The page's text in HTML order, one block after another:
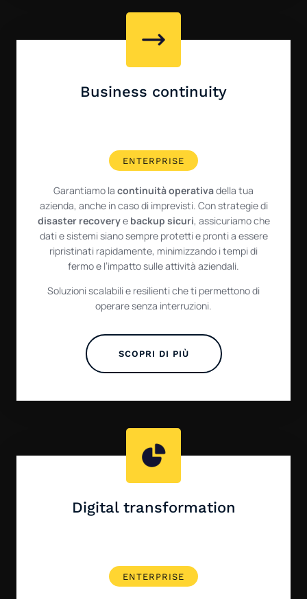
Business continuity
ENTERPRISE
Garantiamo la continuitàoperativadella tua
azienda, anche in caso di imprevisti. Con strategie di
disaster recoverye backup sicuri, assicuriamo che
dati e sistemi siano sempre protetti e pronti a essere
ripristinati rapidamente, minimizzando i tempi di
fermo e l’impatto sulle attività aziendali.
Soluzioni scalabili e resilienti che ti permettono di
operare senza interruzioni.
SCOPRI DI PIÙ
Digital transformation
ENTERPRISE